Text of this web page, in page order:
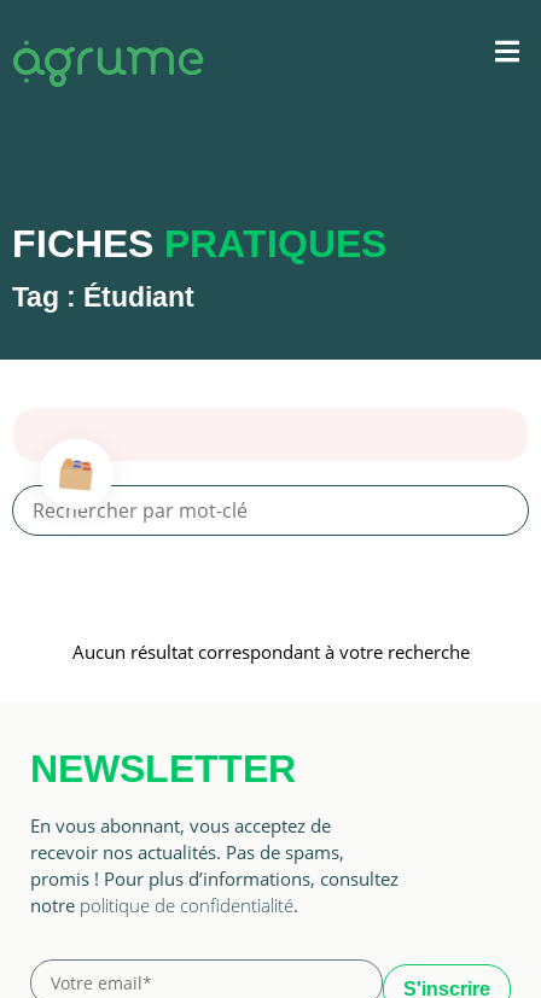
FICHES PRATIQUES
Tag : Étudiant
Aucun résultat correspondant à votre recherche
NEWSLETTER
En vous abonnant, vous acceptez de
recevoir nos actualités. Pas de spams,
promis ! Pour plus d’informations, consultez
notre politique de confidentialité.